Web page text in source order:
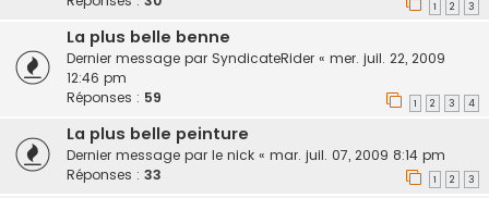
1 2 3
La plus belle benne
Dernier message par SyndicateRider « mer. juil. 22, 2009
12:46 pm
Réponses : 59 1 2 3 4
La plus belle peinture
Dernier message par le nick « mar. juil. 07, 2009 8:14 pm
Réponses : 33 1 2 3